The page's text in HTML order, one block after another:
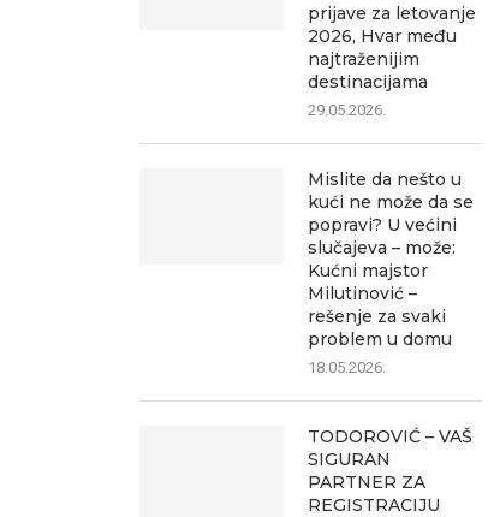
prijave za letovanje
2026, Hvar među
najtraženijim
destinacijama
29.05.2026.
Mislite da nešto u
kući ne može da se
popravi? U većini
slučajeva – može:
Kućni majstor
Milutinović –
rešenje za svaki
problem u domu
18.05.2026.
TODOROVIĆ – VAŠ
SIGURAN
PARTNER ZA
REGISTRACIJU